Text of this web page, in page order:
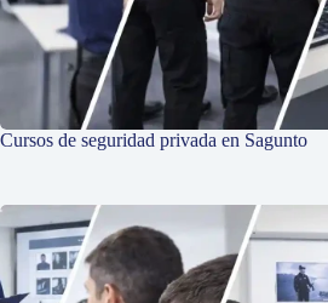
Cursos de seguridad privada en Sagunto